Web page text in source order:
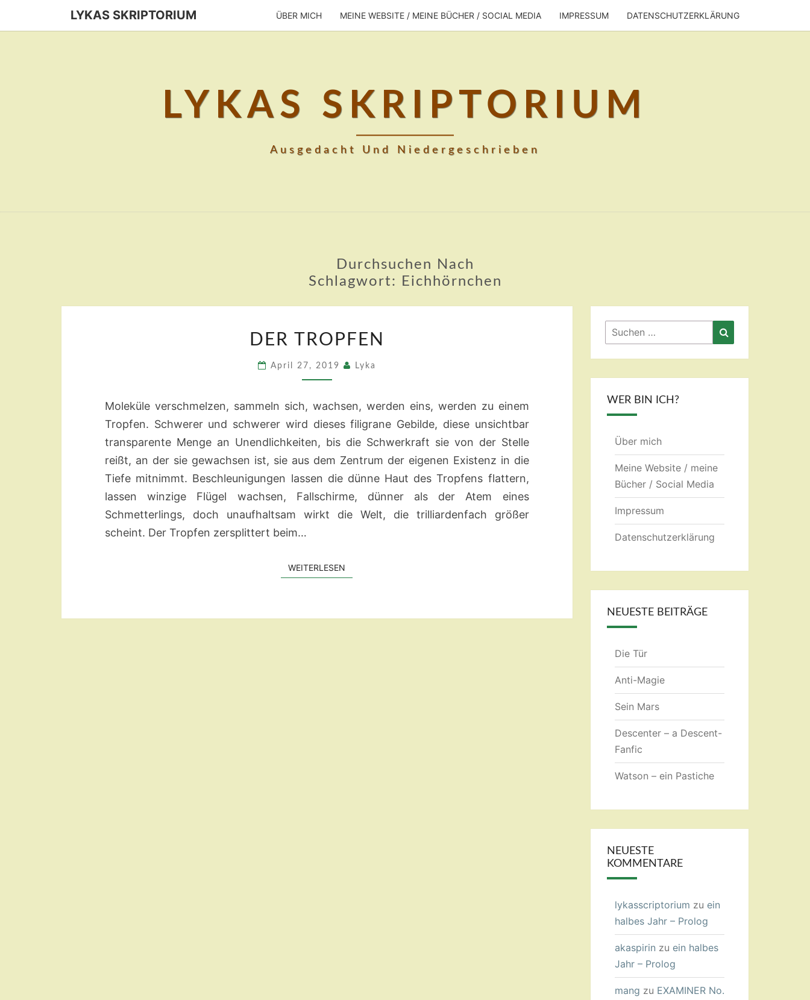
LYKAS SKRIPTORIUM ÜBER MICH MEINE WEBSITE / MEINE BÜCHER / SOCIAL MEDIA IMPRESSUM DATENSCHUTZERKLÄRUNG
LYKAS SKRIPTORIUM
Ausgedacht Und Niedergeschrieben
Durchsuchen Nach
Schlagwort:
Eichhörnchen
TROPFEN
DER TROPFEN
April 27, 2019 Lyka
Moleküle verschmelzen, sammeln sich, wachsen, werden eins, werden zu einem
Tropfen. Schwerer und schwerer wird dieses filigrane Gebilde, diese unsichtbar
transparente Menge an Unendlichkeiten, bis die Schwerkraft sie von der Stelle
reißt, an der sie gewachsen ist, sie aus dem Zentrum der eigenen Existenz in die
Tiefe mitnimmt. Beschleunigungen lassen die dünne Haut des Tropfens flattern,
lassen winzige Flügel wachsen, Fallschirme, dünner als der Atem eines
Schmetterlings, doch unaufhaltsam wirkt die Welt, die trilliardenfach größer
scheint. Der Tropfen zersplittert beim…
WEITERLESEN
Suchen
nach:
WER BIN ICH?
Über mich
Meine Website / meine
Bücher / Social Media
Impressum
Datenschutzerklärung
NEUESTE BEITRÄGE
Die Tür
Anti-Magie
Sein Mars
Descenter – a Descent-
Fanfic
Watson – ein Pastiche
NEUESTE
KOMMENTARE
lykasscriptorium zu ein
halbes Jahr – Prolog
akaspirin zu ein halbes
Jahr – Prolog
mang zu EXAMINER No.